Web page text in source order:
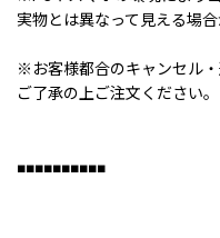
実物とは異なって見える場合
※お客様都合のキャンセル・
ご了承の上ご注文ください。
■■■■■■■■■■